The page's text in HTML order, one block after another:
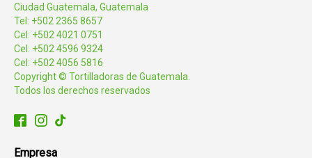
Ciudad Guatemala, Guatemala
Tel: +502 2365 8657
Cel: +502 4021 0751
Cel: +502 4596 9324
Cel: +502 4056 5816
Copyright © Tortilladoras de Guatemala.
Todos los derechos reservados
Empresa